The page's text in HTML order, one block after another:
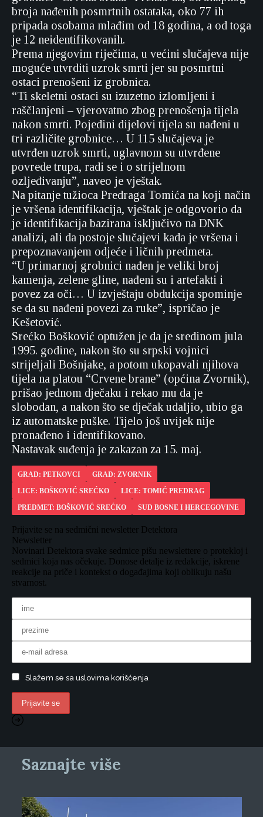
broja nađenih posmrtnih ostataka, oko 77 ih
pripada osobama mlađim od 18 godina, a od toga
je 12 neidentifikovanih.
Prema njegovim riječima, u većini slučajeva nije
moguće utvrditi uzrok smrti jer su posmrtni
ostaci prenošeni iz grobnica.
“Ti skeletni ostaci su izuzetno izlomljeni i
raščlanjeni – vjerovatno zbog prenošenja tijela
nakon smrti. Pojedini dijelovi tijela su nađeni u
tri različite grobnice… U 115 slučajeva je
utvrđen uzrok smrti, uglavnom su utvrđene
povrede trupa, radi se i o strijelnom
ozljeđivanju”, naveo je vještak.
Na pitanje tužioca Predraga Tomića na koji način
je vršena identifikacija, vještak je odgovorio da
je identifikacija bazirana isključivo na DNK
analizi, ali da postoje slučajevi kada je vršena i
prepoznavanjem odjeće i ličnih predmeta.
“U primarnoj grobnici nađen je veliki broj
kamenja, zelene gline, nađeni su i artefakti i
povez za oči… U izvještaju obdukcija spominje
se da su nađeni povezi za ruke”, ispričao je
Kešetović.
Srećko Bošković optužen je da je sredinom jula
1995. godine, nakon što su srpski vojnici
strijeljali Bošnjake, a potom ukopavali njihova
tijela na platou “Crvene brane” (općina Zvornik),
prišao jednom dječaku i rekao mu da je
slobodan, a nakon što se dječak udaljio, ubio ga
iz automatske puške. Tijelo još uvijek nije
pronađeno i identifikovano.
Nastavak suđenja je zakazan za 15. maj.
GRAD: PETKOVCI
GRAD: ZVORNIK
LICE: BOŠKOVIĆ SREĆKO
LICE: TOMIĆ PREDRAG
PREDMET: BOŠKOVIĆ SREĆKO
SUD BOSNE I HERCEGOVINE
Prijavite se na sedmični newsletter Detektora
Newsletter
Novinari Detektora svake sedmice pišu newslettere o protekloj i
sedmici koja nas očekuje. Donose detalje iz redakcije, iskrene
reakcije na priče i kontekst o događajima koji oblikuju našu
stvarnost.
Slažem se sa uslovima korišćenja
Saznajte više